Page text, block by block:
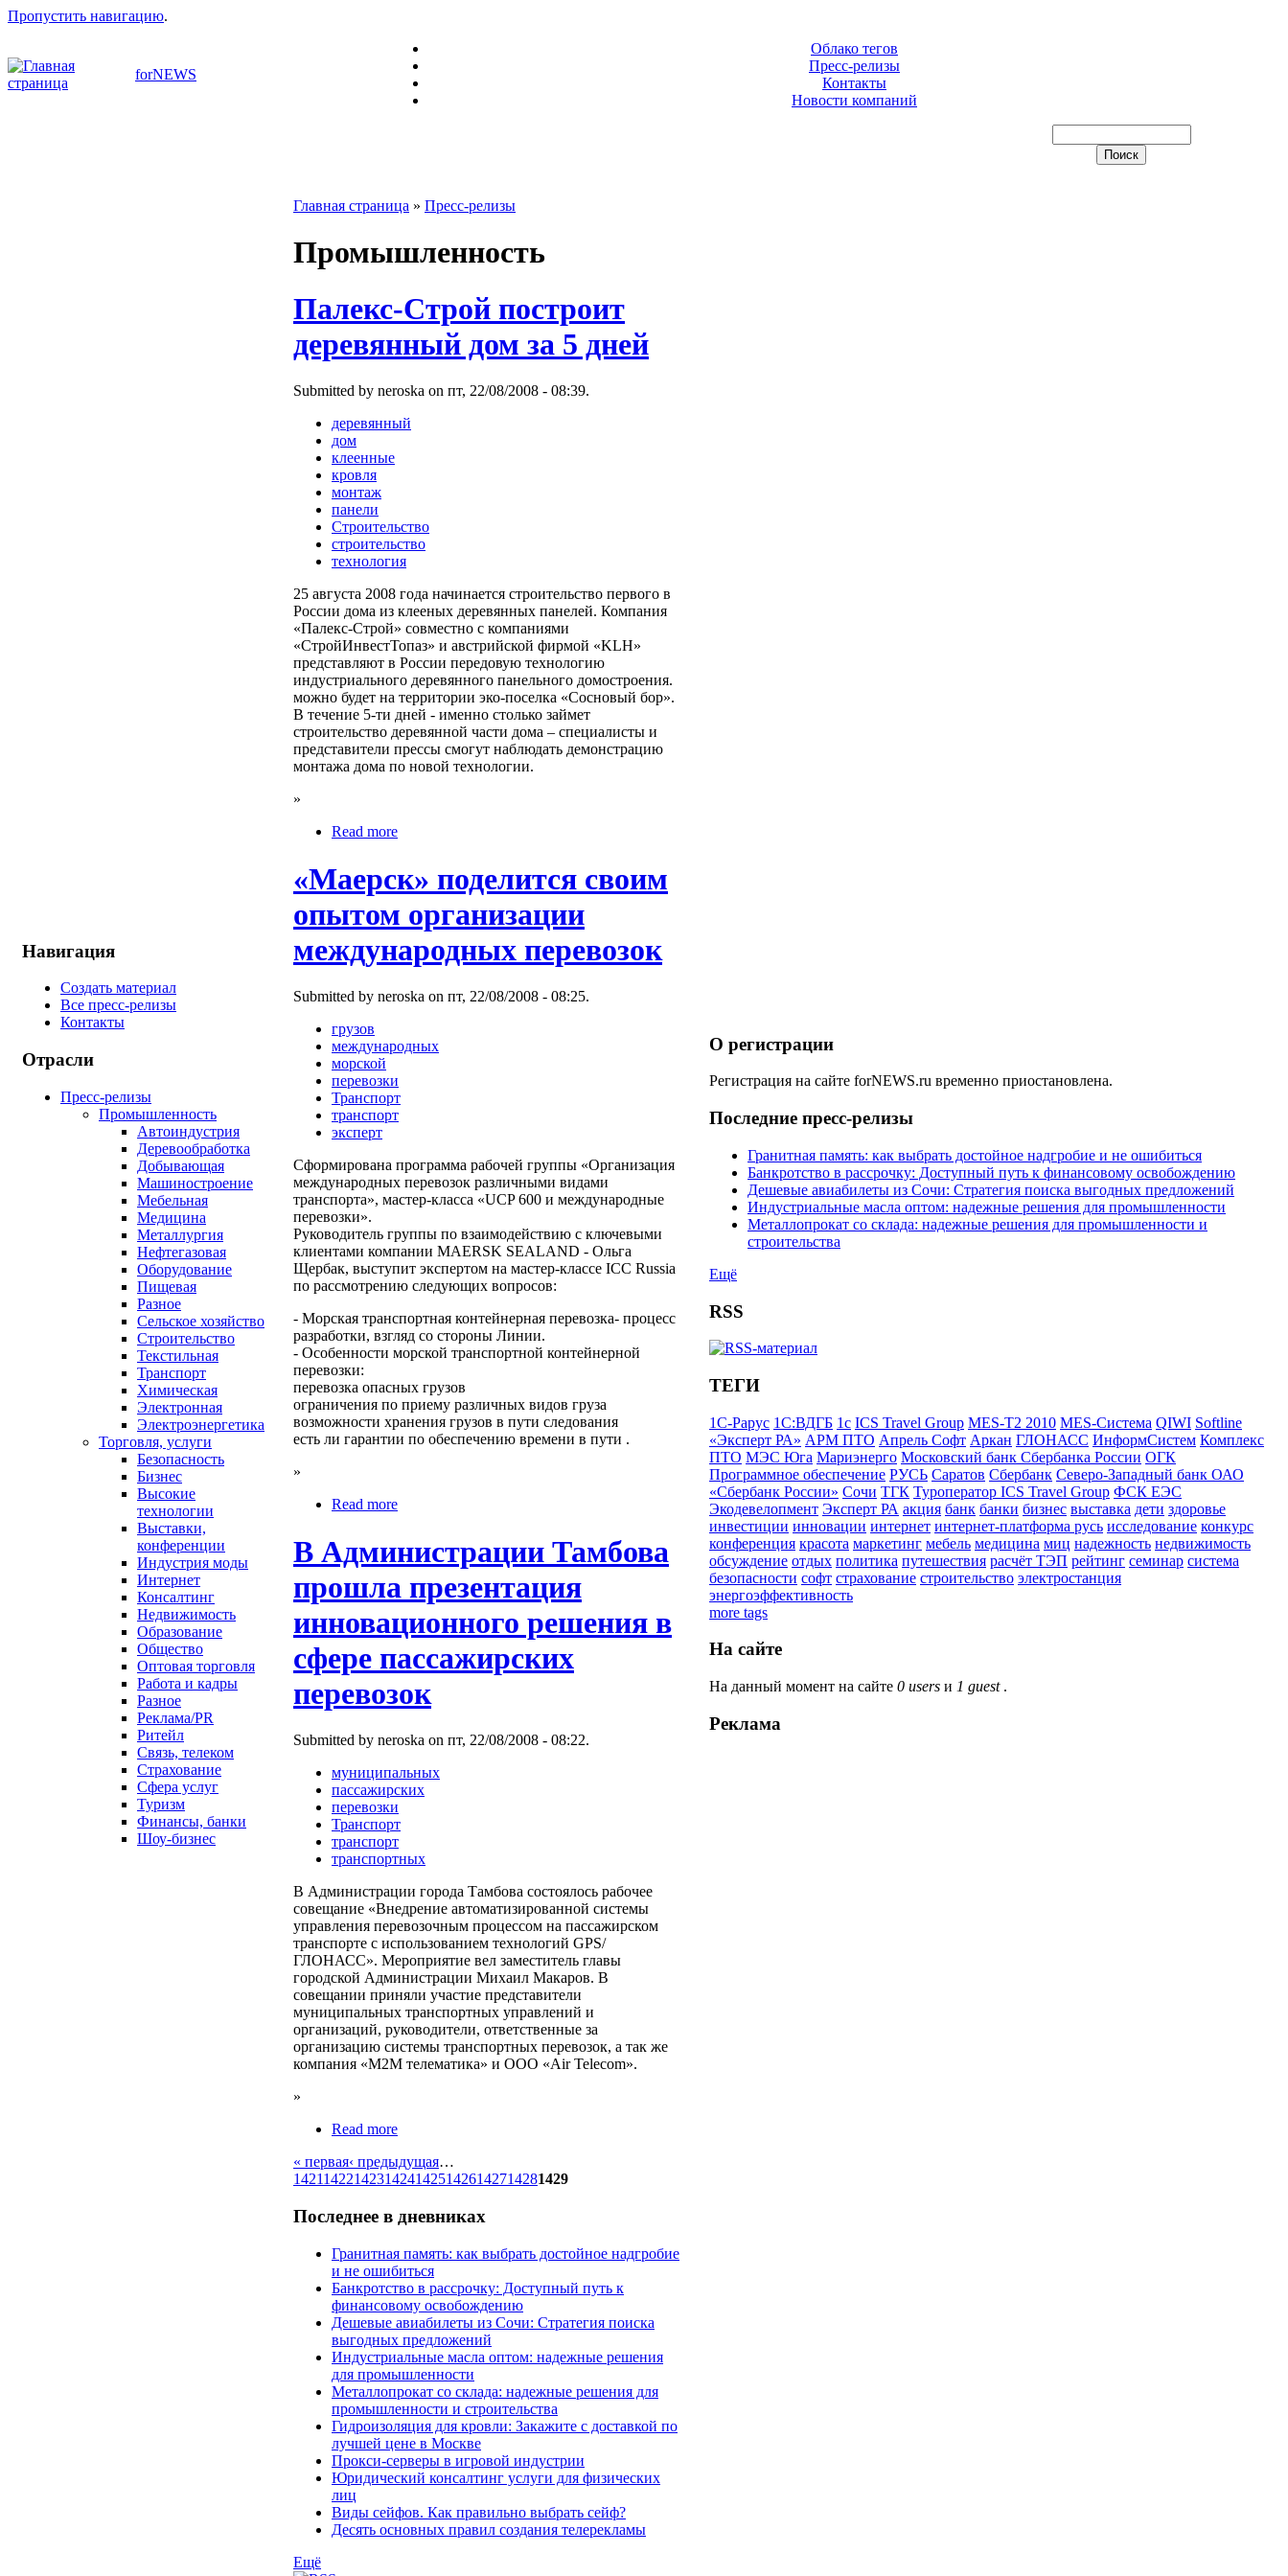
Пропустить навигацию.
forNEWS
Облако тегов
Пресс-релизы
Контакты
Новости компаний
Навигация
Создать материал
Все пресс-релизы
Контакты
Отрасли
Пресс-релизы
Промышленность
Автоиндустрия
Деревообработка
Добывающая
Машиностроение
Мебельная
Медицина
Металлургия
Нефтегазовая
Оборудование
Пищевая
Разное
Сельское хозяйство
Строительство
Текстильная
Транспорт
Химическая
Электронная
Электроэнергетика
Торговля, услуги
Безопасность
Бизнес
Высокие
технологии
Выставки,
конференции
Индустрия моды
Интернет
Консалтинг
Недвижимость
Образование
Общество
Оптовая торговля
Работа и кадры
Разное
Реклама/PR
Ритейл
Связь, телеком
Страхование
Сфера услуг
Туризм
Финансы, банки
Шоу-бизнес
Главная страница » Пресс-релизы
Промышленность
Палекс-Строй построит
деревянный дом за 5 дней
Submitted by neroska on пт, 22/08/2008 - 08:39.
деревянный
дом
клеенные
кровля
монтаж
панели
Строительство
строительство
технология
25 августа 2008 года начинается строительство первого в
России дома из клееных деревянных панелей. Компания
«Палекс-Строй» совместно с компаниями
«СтройИнвестТопаз» и австрийской фирмой «KLH»
представляют в России передовую технологию
индустриального деревянного панельного домостроения.
можно будет на территории эко-поселка «Сосновый бор».
В течение 5-ти дней - именно столько займет
строительство деревянной части дома – специалисты и
представители прессы смогут наблюдать демонстрацию
монтажа дома по новой технологии.
»
Read more
«Маерск» поделится своим
опытом организации
международных перевозок
Submitted by neroska on пт, 22/08/2008 - 08:25.
грузов
международных
морской
перевозки
Транспорт
транспорт
эксперт
Сформирована программа рабочей группы «Организация
международных перевозок различными видами
транспорта», мастер-класса «UCP 600 и международные
перевозки».
Руководитель группы по взаимодействию с ключевыми
клиентами компании MAERSK SEALAND - Ольга
Щербак, выступит экспертом на мастер-классе ICC Russia
по рассмотрению следующих вопросов:
- Морская транспортная контейнерная перевозка- процесс
разработки, взгляд со стороны Линии.
- Особенности морской транспортной контейнерной
перевозки:
перевозка опасных грузов
ограничения по приему различных видов груза
возможности хранения грузов в пути следования
есть ли гарантии по обеспечению времени в пути .
»
Read more
В Администрации Тамбова
прошла презентация
инновационного решения в
сфере пассажирских
перевозок
Submitted by neroska on пт, 22/08/2008 - 08:22.
муниципальных
пассажирских
перевозки
Транспорт
транспорт
транспортных
В Администрации города Тамбова состоялось рабочее
совещание «Внедрение автоматизированной системы
управления перевозочным процессом на пассажирском
транспорте с использованием технологий GPS/
ГЛОНАСС». Мероприятие вел заместитель главы
городской Администрации Михаил Макаров. В
совещании приняли участие представители
муниципальных транспортных управлений и
организаций, руководители, ответственные за
организацию системы транспортных перевозок, а так же
компания «М2М телематика» и ООО «Air Telecom».
»
Read more
« первая‹ предыдущая…
142114221423142414251426142714281429
Последнее в дневниках
Гранитная память: как выбрать достойное надгробие
и не ошибиться
Банкротство в рассрочку: Доступный путь к
финансовому освобождению
Дешевые авиабилеты из Сочи: Стратегия поиска
выгодных предложений
Индустриальные масла оптом: надежные решения
для промышленности
Металлопрокат со склада: надежные решения для
промышленности и строительства
Гидроизоляция для кровли: Закажите с доставкой по
лучшей цене в Москве
Прокси-серверы в игровой индустрии
Юридический консалтинг услуги для физических
лиц
Виды сейфов. Как правильно выбрать сейф?
Десять основных правил создания телерекламы
Ещё
О регистрации
Регистрация на сайте forNEWS.ru временно приостановлена.
Последние пресс-релизы
Гранитная память: как выбрать достойное надгробие и не ошибиться
Банкротство в рассрочку: Доступный путь к финансовому освобождению
Дешевые авиабилеты из Сочи: Стратегия поиска выгодных предложений
Индустриальные масла оптом: надежные решения для промышленности
Металлопрокат со склада: надежные решения для промышленности и
строительства
Ещё
RSS
ТЕГИ
1С-Рарус 1С:ВДГБ 1с ICS Travel Group MES-T2 2010 MES-Система QIWI Softline
«Эксперт РА» АРМ ПТО Апрель Софт Аркан ГЛОНАСС ИнформСистем Комплекс
ПТО МЭС Юга Мариэнерго Московский банк Сбербанка России ОГК
Программное обеспечение РУСЬ Саратов Сбербанк Северо-Западный банк ОАО
«Сбербанк России» Сочи ТГК Туроператор ICS Travel Group ФСК ЕЭС
Экодевелопмент Эксперт РА акция банк банки бизнес выставка дети здоровье
инвестиции инновации интернет интернет-платформа русь исследование конкурс
конференция красота маркетинг мебель медицина миц надежность недвижимость
обсуждение отдых политика путешествия расчёт ТЭП рейтинг семинар система
безопасности софт страхование строительство электростанция
энергоэффективность
more tags
На сайте
На данный момент на сайте 0 users и 1 guest.
Реклама